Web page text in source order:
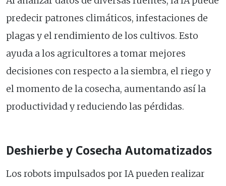
predecir patrones climáticos, infestaciones de
plagas y el rendimiento de los cultivos. Esto
ayuda a los agricultores a tomar mejores
decisiones con respecto a la siembra, el riego y
el momento de la cosecha, aumentando así la
productividad y reduciendo las pérdidas.
Deshierbe y Cosecha Automatizados
Los robots impulsados por IA pueden realizar